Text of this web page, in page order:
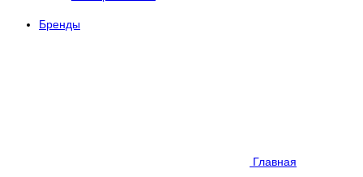
Бренды
Главная